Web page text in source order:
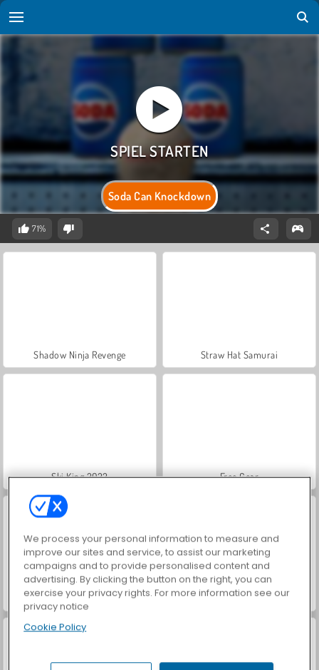
Soda Can Knockdown
71%
Shadow Ninja Revenge Straw Hat Samurai
Ski King 2022 Free Gear
Survival 456 But It's Impostor Idle Zoo
We process your personal information to measure and
improve our sites and service, to assist our marketing
campaigns and to provide personalised content and
advertising. By clicking the button on the right, you can
exercise your privacy rights. For more information see our
privacy notice
Cookie Policy